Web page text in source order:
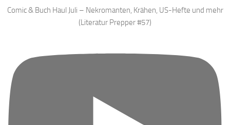
Comic & Buch Haul Juli – Nekromanten, Krähen, US-Hefte und mehr
(Literatur Prepper #57)